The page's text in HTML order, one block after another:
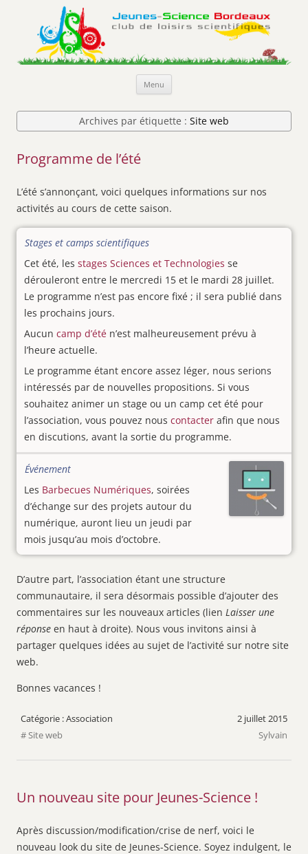
Jeunes-Science Bordeaux
Club de loisirs scientifiques
Menu
Archives par étiquette : Site web
Programme de l’été
L’été s’annonçant, voici quelques informations sur nos
activités au cours de cette saison.
Stages et camps scientifiques
Cet été, les stages Sciences et Technologies se
dérouleront entre le mercredi 15 et le mardi 28 juillet.
Le programme n’est pas encore fixé ; il sera publié dans
les prochains jours.
Aucun camp d’été n’est malheureusement prévu à
l’heure actuelle.
Le programme étant encore assez léger, nous serions
intéressés par de nouvelles propositions. Si vous
souhaitez animer un stage ou un camp cet été pour
l’association, vous pouvez nous contacter afin que nous
en discutions, avant la sortie du programme.
Événement
Les Barbecues Numériques, soirées
d’échange sur des projets autour du
numérique, auront lieu un jeudi par
mois jusqu’au mois d’octobre.
D’autre part, l’association étant une structure
communautaire, il sera désormais possible d’ajouter des
commentaires sur les nouveaux articles (lien Laisser une
réponse en haut à droite). Nous vous invitons ainsi à
partager quelques idées au sujet de l’activité sur notre site
web.
Bonnes vacances !
Association
Site web
2 juillet 2015
Sylvain
Un nouveau site pour Jeunes-Science !
Après discussion/modification/crise de nerf, voici le
nouveau look du site de Jeunes-Science. Soyez indulgent, le